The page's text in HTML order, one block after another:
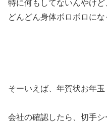
特に何もしてないんやけど
どんどん身体ボロボロに
そーいえば、年賀状お年
会社の確認したら、切手シ